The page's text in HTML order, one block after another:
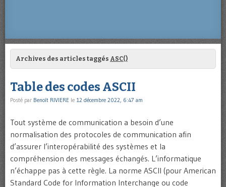
Archives des articles taggés ASC()
Table des codes ASCII
Posté par Benoît RIVIERE le 12 décembre 2022, 6:47 am
Tout système de communication a besoin d’une
normalisation des protocoles de communication afin
d’assurer l’interopérabilité des systèmes et la
compréhension des messages échangés. L’informatique
n’échappe pas à cette règle. La norme ASCII (pour American
Standard Code for Information Interchange ou code